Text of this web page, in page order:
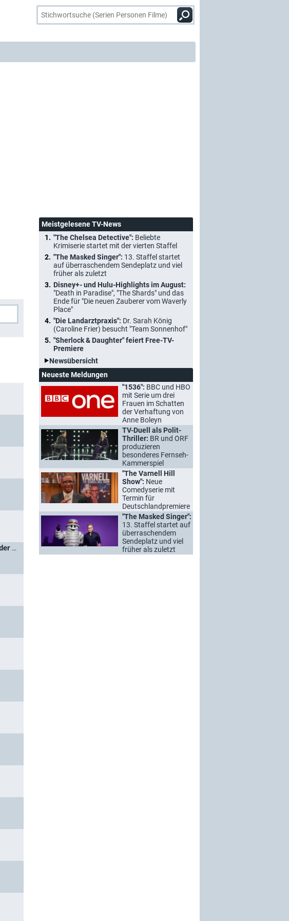
Kommt ein Löwe geflogen – Augsburger Puppenkiste / Der Löwe ist los oder Kommt ein Löwe gefolgen
Meistgelesene TV-News
"The Chelsea Detective": Beliebte
Krimiserie startet mit der vierten Staffel
"The Masked Singer": 13. Staffel startet
auf überraschendem Sendeplatz und viel
früher als zuletzt
Disney+- und Hulu-Highlights im August:
"Death in Paradise", "The Shards" und das
Ende für "Die neuen Zauberer vom Waverly
Place"
"Die Landarztpraxis": Dr. Sarah König
(Caroline Frier) besucht "Team Sonnenhof"
"Sherlock & Daughter" feiert Free-TV-
Premiere
Newsübersicht
Neueste Meldungen
"1536": BBC und HBO
mit Serie um drei
Frauen im Schatten
der Verhaftung von
Anne Boleyn
TV-Duell als Polit-
Thriller: BR und ORF
produzieren
besonderes Fernseh-
Kammerspiel
"The Varnell Hill
Show": Neue
Comedyserie mit
Termin für
Deutschlandpremiere
"The Masked Singer":
13. Staffel startet auf
überraschendem
Sendeplatz und viel
früher als zuletzt